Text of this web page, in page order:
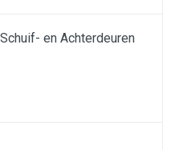
en Achterdeuren